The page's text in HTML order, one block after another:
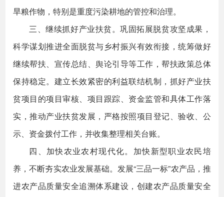
旱粮作物，特别是重度污染耕地的管控和治理。
三、继续抓好产业扶贫。巩固拓展脱贫攻坚成果，
科学谋划推进全面脱贫与乡村振兴有效衔接，统筹做好
继续帮扶、宣传总结、舆论引导等工作，帮扶政策总体
保持稳定。建立长效紧密的利益联结机制，抓好产业扶
贫项目的项目审核、项目跟踪、资金监管和具体工作落
实，推动产业扶贫发展，严格按照项目登记、验收、公
示、资金拨付工作，并收集整理相关台账。
四、加快农业农村现代化。加快新型职业农民培
养，不断夯实农业发展基础。发展“三品一标”农产品，推
进农产品质量安全追溯体系建设，创建农产品质量安全